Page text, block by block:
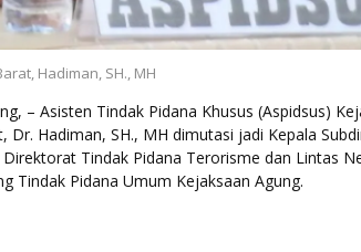
Hadiman, SH., MH
– Asisten Tindak Pidana Khusus (Aspidsus)
Dr. Hadiman, SH., MH dimutasi jadi Kepala
Tindak Pidana Terorisme dan Lintas
Tindak Pidana Umum Kejaksaan Agung.